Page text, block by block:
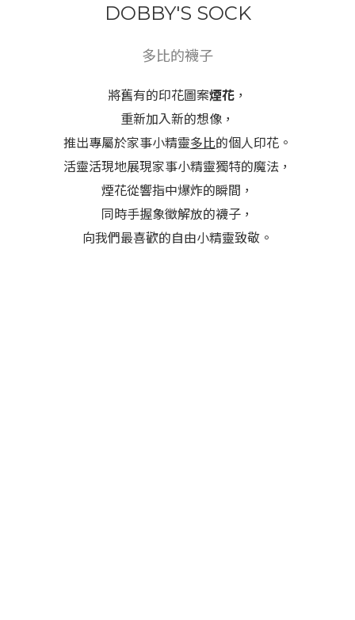
DOBBY'S SOCK
多比的襪子
將舊有的印花圖案煙花 ，
重新加入新的想像，
推出專屬於家事小精靈多比的個人印花。
活靈活現地展現家事小精靈獨特的魔法，
煙花從響指中爆炸的瞬間，
同時手握象徵解放的襪子，
向我們最喜歡的自由小精靈致敬。